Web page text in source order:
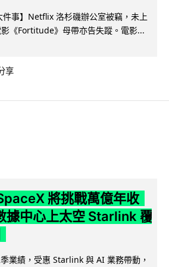
件事】Netflix 洛杉磯辦公室被竊，未上
《Fortitude》母帶亦告失蹤。電影...
享
將挑戰萬億年收
據中心上太空 Starlink 覆
業績，受惠 Starlink 與 AI 業務帶動，